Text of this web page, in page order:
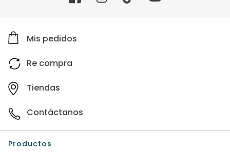
Mis pedidos
Re compra
Tiendas
Contáctanos
Productos